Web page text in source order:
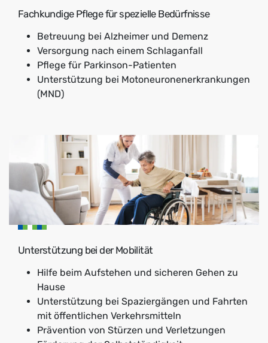
Fachkundige Pflege für spezielle Bedürfnisse
Betreuung bei Alzheimer und Demenz
Versorgung nach einem Schlaganfall
Pflege für Parkinson-Patienten
Unterstützung bei Motoneuronenerkrankungen
(MND)
Unterstützung bei der Mobilität
Hilfe beim Aufstehen und sicheren Gehen zu
Hause
Unterstützung bei Spaziergängen und Fahrten
mit öffentlichen Verkehrsmitteln
Prävention von Stürzen und Verletzungen